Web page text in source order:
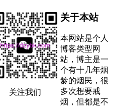
关注我们
关于本站
本网站是个人
博客类型网
站，博主是一
个有十几年烟
龄的烟民，很
多次想要戒
烟，但都是不